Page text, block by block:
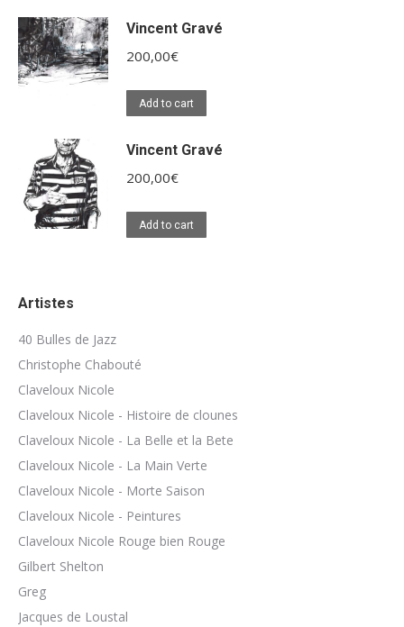
Vincent Gravé
200,00€
Add to cart
Vincent Gravé
200,00€
Add to cart
Artistes
40 Bulles de Jazz
Christophe Chabouté
Claveloux Nicole
Claveloux Nicole - Histoire de clounes
Claveloux Nicole - La Belle et la Bete
Claveloux Nicole - La Main Verte
Claveloux Nicole - Morte Saison
Claveloux Nicole - Peintures
Claveloux Nicole Rouge bien Rouge
Gilbert Shelton
Greg
Jacques de Loustal